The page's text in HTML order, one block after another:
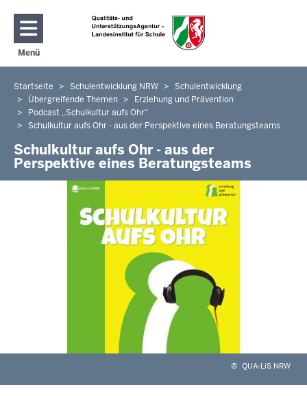
Direkt zum Inhalt
Menü
Navigation aktivieren/deaktivieren: Hauptmenü
Sie
befinden
sich
Startseite Schulentwicklung NRW
Schulentwicklung
Übergreifende Themen
Erziehung und Prävention
Podcast „Schulkultur aufs Ohr“
Schulkultur aufs Ohr - aus der Perspektive eines Beratungsteams
Schulkultur aufs Ohr - aus der
Perspektive eines Beratungsteams
© QUA-LiS NRW